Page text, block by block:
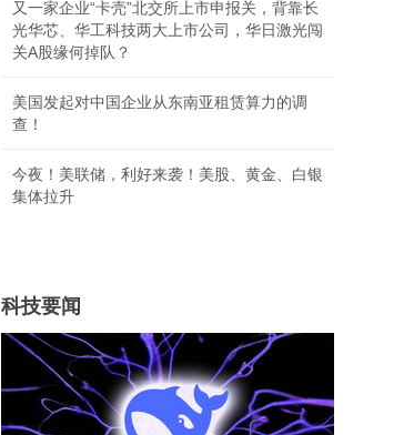
又一家企业“卡壳”北交所上市申报关，背靠长
光华芯、华工科技两大上市公司，华日激光闯
关A股缘何掉队？
美国发起对中国企业从东南亚租赁算力的调
查！
今夜！美联储，利好来袭！美股、黄金、白银
集体拉升
科技要闻